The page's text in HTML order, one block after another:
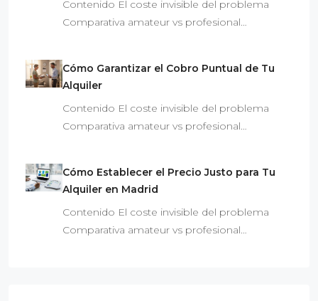
Contenido El coste invisible del problema
Comparativa amateur vs profesional…
Cómo Garantizar el Cobro Puntual de Tu
Alquiler
Contenido El coste invisible del problema
Comparativa amateur vs profesional…
Cómo Establecer el Precio Justo para Tu
Alquiler en Madrid
Contenido El coste invisible del problema
Comparativa amateur vs profesional…